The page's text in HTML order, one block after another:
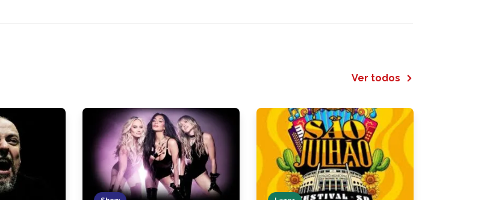
Ver todos